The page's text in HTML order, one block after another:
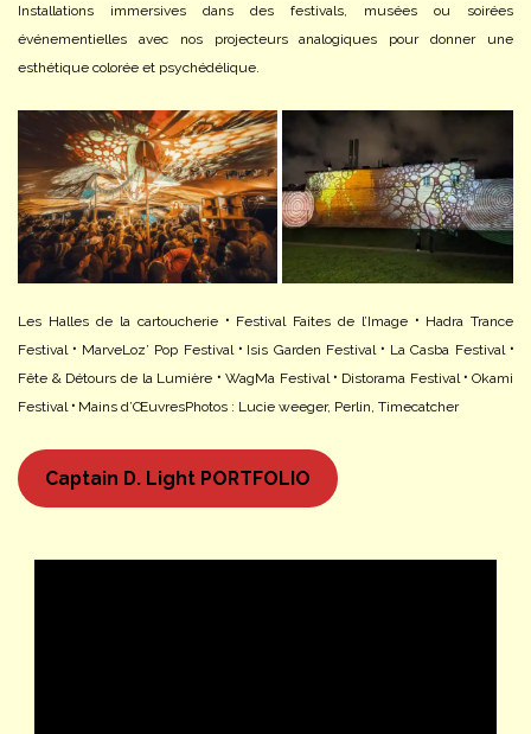
Installations immersives dans des festivals, musées ou soirées
événementielles avec nos projecteurs analogiques pour donner une
esthétique colorée et psychédélique.
Les Halles de la cartoucherie ⸱ Festival Faites de l’Image ⸱ Hadra Trance
Festival ⸱ MarveLoz’ Pop Festival ⸱Isis Garden Festival ⸱ La Casba Festival ⸱
Fête & Détours de la Lumière ⸱ WagMa Festival ⸱ Distorama Festival ⸱ Okami
Festival ⸱ Mains d’ŒuvresPhotos : Lucie weeger, Perlin, Timecatcher
Captain D. Light PORTFOLIO